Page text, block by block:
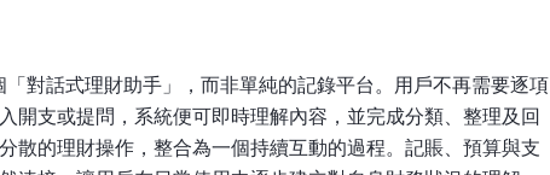
對話式理財助手」，而非單純的記錄平台。用戶不再需要逐項
開支或提問，系統便可即時理解內容，並完成分類、整理及回
散的理財操作，整合為一個持續互動的過程。記賬、預算與支